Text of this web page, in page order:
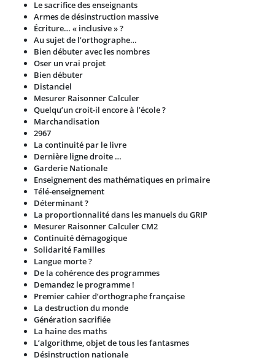
Le sacrifice des enseignants
Armes de désinstruction massive
Écriture… « inclusive » ?
Au sujet de l’orthographe…
Bien débuter avec les nombres
Oser un vrai projet
Bien débuter
Distanciel
Mesurer Raisonner Calculer
Quelqu’un croit-il encore à l’école ?
Marchandisation
2967
La continuité par le livre
Dernière ligne droite …
Garderie Nationale
Enseignement des mathématiques en primaire
Télé-enseignement
Déterminant ?
La proportionnalité dans les manuels du GRIP
Mesurer Raisonner Calculer CM2
Continuité démagogique
Solidarité Familles
Langue morte ?
De la cohérence des programmes
Demandez le programme !
Premier cahier d’orthographe française
La destruction du monde
Génération sacrifiée
La haine des maths
L’algorithme, objet de tous les fantasmes
Désinstruction nationale